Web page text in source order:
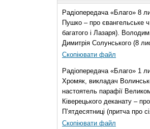
Радіопередача «Благо» 8
Пушко – про євангельське
багатого і Лазаря).
Димитрія Солунського (8
Скопіювати файл
Радіопередача «Благо» 1
Хромяк, викладач
настоятель парафії
Ківерецького деканату –
П’ятдесятниці (притча про
Скопіювати файл